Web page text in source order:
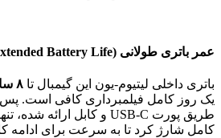
عمر باتری طولانی (Extended Battery Life)
باتری داخلی لیتیوم-یون این گیمبال تا ۸ ساعت
یک روز کامل فیلمبرداری کافی است. پس
طریق پورت USB-C و کابل ارائه شده، تنها در
کامل شارژ کرد تا به سرعت برای ادامه